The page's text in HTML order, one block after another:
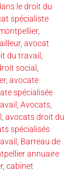
le droit du
spécialiste
,
, avocat
du travail ,
social ,
, avocate
spécialisée
, Avocats,
, avocats droit du
spécialisés
, Barreau de
annuaire
, cabinet